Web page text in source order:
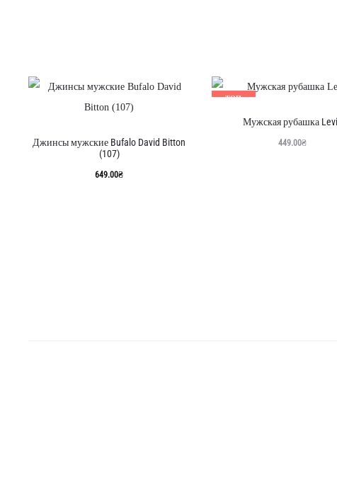
Джинсы мужские Bufalo David Bitton
(107)
649.00₴
ТОП
ПРОДАНОМужская рубашка
449.00₴